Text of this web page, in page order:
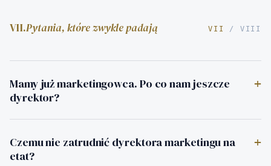
VII.Pytania, które zwykle padają VII / VIII
Mamy już marketingowca. Po co nam jeszcze
dyrektor?
+
Czemu nie zatrudnić dyrektora marketingu na
etat?
+